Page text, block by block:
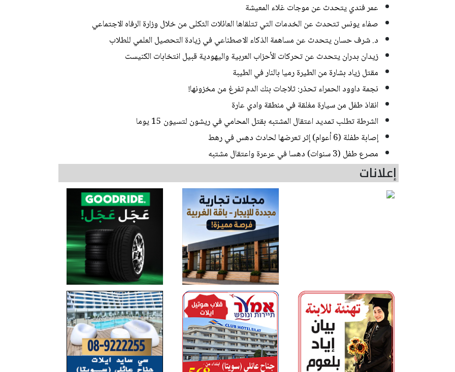
عمر فندي يتحدث عن موجات غلاء المعيشة
صفاء يونس تتحدث عن الخدمات التي تتلقاها العائلات الثكلى من خلال وزارة الرفاه الاجتماعي
د. شرف حسان يتحدث عن مساهمة الذكاء الاصطناعي في زيادة التحصيل العلمي للطلاب
زيدان بدران يتحدث عن تحركات الأحزاب العربية واليهودية قبيل انتخابات الكنيست
مقتل زياد بشارة من الطيرة رميا بالنار في الطيبة
نجمة داوود الحمراء تحذر: ثلاجات بنك الدم تفرغ من مخزونها!
انقاذ طفل من سيارة مغلقة في منطقة وادي عارة
الشرطة تطلب تمديد اعتقال المشتبه بقتل المحامي في ريشون لتسيون 15 يوما
إصابة طفلة (6 أعوام) إثر تعرضها لحادث دهس في رهط
مصرع طفل (3 سنوات) دهسا في عرعرة واعتقال مشتبه
إعلانات